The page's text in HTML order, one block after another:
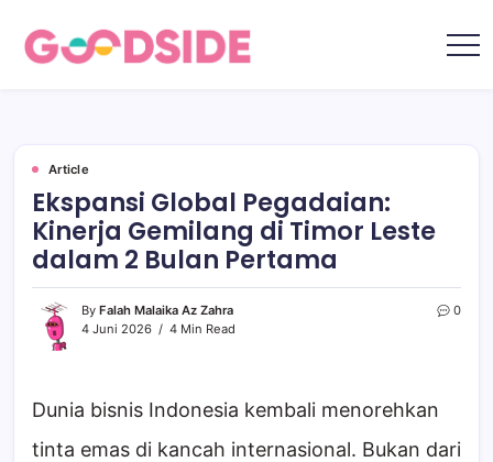
Gen
Indonesia
tentang
film,
teknologi,
musik,
gaya
hidup,
kecantikan
hingga
Article
Ekspansi Global Pegadaian:
Kinerja Gemilang di Timor Leste
dalam 2 Bulan Pertama
By Falah Malaika Az Zahra
4 Juni 2026
4 Min Read
0
Dunia bisnis Indonesia kembali menorehkan
tinta emas di kancah internasional. Bukan dari